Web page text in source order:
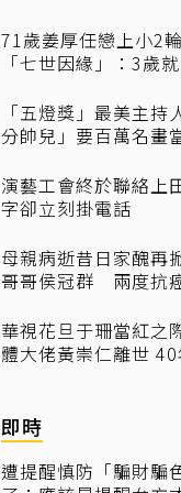
71歲姜厚任戀上小2
「七世因緣」：3歲
「五燈獎」最美主
分帥兒」要百萬名畫
演藝工會終於聯絡上
字卻立刻掛電話
母親病逝昔日家醜再
哥哥侯冠群 兩度抗
華視花旦于珊當紅之
體大佬黃崇仁離世
即時
遭提醒慎防「騙財